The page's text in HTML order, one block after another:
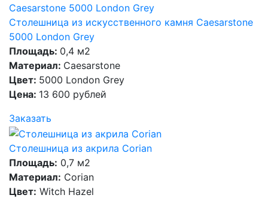
Столешница из искусственного камня Caesarstone
5000 London Grey
Площадь: 0,4 м2
Материал: Caesarstone
Цвет: 5000 London Grey
Цена: 13 600 рублей
Заказать
Столешница из акрила Corian
Площадь: 0,7 м2
Материал: Corian
Цвет: Witch Hazel